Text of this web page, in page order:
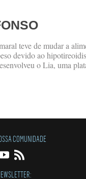
teve de mudar a
devido ao
o Lia, uma
COMUNIDADE